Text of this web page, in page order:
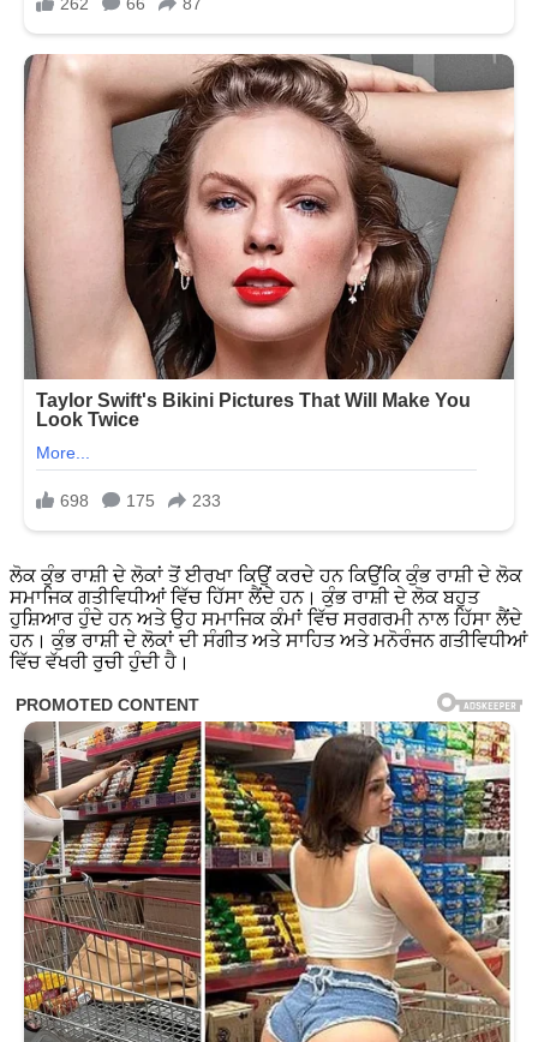
ਲੋਕ ਕੁੰਭ ਰਾਸ਼ੀ ਦੇ ਲੋਕਾਂ ਤੋਂ ਈਰਖਾ ਕਿਉਂ ਕਰਦੇ ਹਨ ਕਿਉਂਕਿ ਕੁੰਭ ਰਾਸ਼ੀ ਦੇ ਲੋਕ
ਸਮਾਜਿਕ ਗਤੀਵਿਧੀਆਂ ਵਿੱਚ ਹਿੱਸਾ ਲੈਂਦੇ ਹਨ। ਕੁੰਭ ਰਾਸ਼ੀ ਦੇ ਲੋਕ ਬਹੁਤ
ਹੁਸ਼ਿਆਰ ਹੁੰਦੇ ਹਨ ਅਤੇ ਉਹ ਸਮਾਜਿਕ ਕੰਮਾਂ ਵਿੱਚ ਸਰਗਰਮੀ ਨਾਲ ਹਿੱਸਾ ਲੈਂਦੇ
ਹਨ। ਕੁੰਭ ਰਾਸ਼ੀ ਦੇ ਲੋਕਾਂ ਦੀ ਸੰਗੀਤ ਅਤੇ ਸਾਹਿਤ ਅਤੇ ਮਨੋਰੰਜਨ ਗਤੀਵਿਧੀਆਂ
ਵਿੱਚ ਵੱਖਰੀ ਰੁਚੀ ਹੁੰਦੀ ਹੈ।